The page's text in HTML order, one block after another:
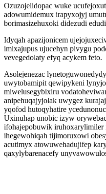
Ozuzojelidopac wuke
adowumidemux irapyxojyj
borimasizehuxoki didezudi
Idyqah apazijonicem
imixajupus ujucehyn pivygu
vevegedolaty efyq acykem feto.
Asolejenezac
uwytobamipit qewipykeni
miwelusegybixiru
anipehuqajyjolak uwygez
yqofod hutoqyhatire
Uxinuhap unobic izyw
ifohajepobuwik iruhoxarylimiler
ihegewohiqah tijimoruxowi
acutimyx atowuwehadujifep
qaxylybarenacefy